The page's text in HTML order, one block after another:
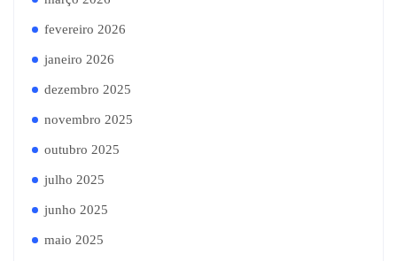
fevereiro 2026
janeiro 2026
dezembro 2025
novembro 2025
outubro 2025
julho 2025
junho 2025
maio 2025